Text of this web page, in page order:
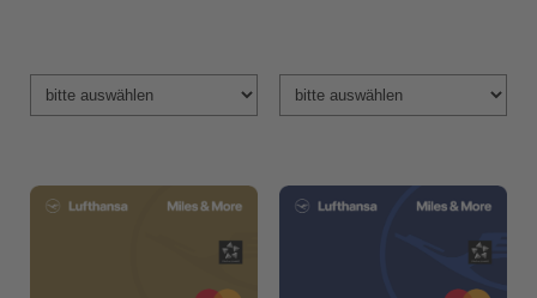
Produktauswahl
Ausgewähltes
Produkt:
Ausgewähltes
Produkt: